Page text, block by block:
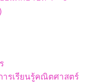
ารเรียนรู้คณิตศาสตร์